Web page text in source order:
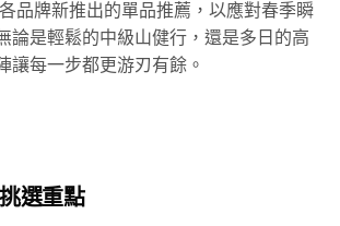
品牌新推出的單品推薦，以應對春季瞬
論是輕鬆的中級山健行，還是多日的高
讓每一步都更游刃有餘。
選重點